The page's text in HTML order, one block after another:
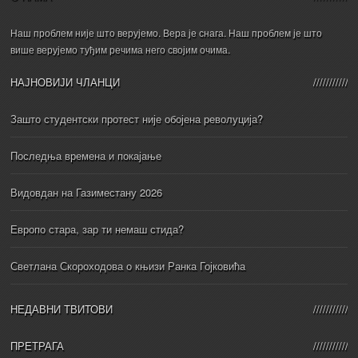
Наш проблем није што верујемо. Вера је снага. Наш проблем је што
више верујемо туђим речима него својим очима.
НАЈНОВИЈИ ЧЛАНЦИ
Зашто студентски протест није обојена револуција?
Последња времена и покајање
Видовдан на Газиместану 2026
Европо стара, зар ти немаш стида?
Светлана Скороходова о књизи Ранка Гојковића
НЕДАВНИ ТВИТОВИ
ПРЕТРАГА